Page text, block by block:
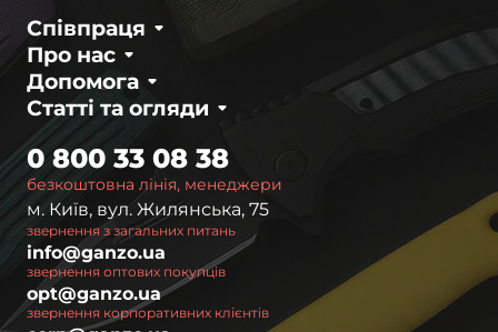
Про нас
Співпраця
Статті та огляди
Допомога
безкоштовна лінія, менеджери
0 800 33 08 38
м. Київ, вул. Жилянська, 75
звернення з загальних питань
info@ganzo.ua
звернення оптових покупців
opt@ganzo.ua
звернення корпоративних клієнтів